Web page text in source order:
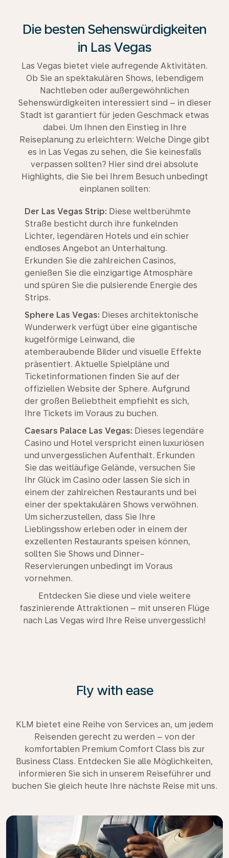
Die besten Sehenswürdigkeiten
in Las Vegas
Las Vegas bietet viele aufregende Aktivitäten.
Ob Sie an spektakulären Shows, lebendigem
Nachtleben oder außergewöhnlichen
Sehenswürdigkeiten interessiert sind – in dieser
Stadt ist garantiert für jeden Geschmack etwas
dabei. Um Ihnen den Einstieg in Ihre
Reiseplanung zu erleichtern: Welche Dinge gibt
es in Las Vegas zu sehen, die Sie keinesfalls
verpassen sollten? Hier sind drei absolute
Highlights, die Sie bei Ihrem Besuch unbedingt
einplanen sollten:
Der Las Vegas Strip: Diese weltberühmte
Straße besticht durch ihre funkelnden
Lichter, legendären Hotels und ein schier
endloses Angebot an Unterhaltung.
Erkunden Sie die zahlreichen Casinos,
genießen Sie die einzigartige Atmosphäre
und spüren Sie die pulsierende Energie des
Strips.
Sphere Las Vegas: Dieses architektonische
Wunderwerk verfügt über eine gigantische
kugelförmige Leinwand, die
atemberaubende Bilder und visuelle Effekte
präsentiert. Aktuelle Spielpläne und
Ticketinformationen finden Sie auf der
offiziellen Website der Sphere. Aufgrund
der großen Beliebtheit empfiehlt es sich,
Ihre Tickets im Voraus zu buchen.
Caesars Palace Las Vegas: Dieses legendäre
Casino und Hotel verspricht einen luxuriösen
und unvergesslichen Aufenthalt. Erkunden
Sie das weitläufige Gelände, versuchen Sie
Ihr Glück im Casino oder lassen Sie sich in
einem der zahlreichen Restaurants und bei
einer der spektakulären Shows verwöhnen.
Um sicherzustellen, dass Sie Ihre
Lieblingsshow erleben oder in einem der
exzellenten Restaurants speisen können,
sollten Sie Shows und Dinner-
Reservierungen unbedingt im Voraus
vornehmen.
Entdecken Sie diese und viele weitere
faszinierende Attraktionen – mit unseren Flüge
nach Las Vegas wird Ihre Reise unvergesslich!
Fly with ease
KLM bietet eine Reihe von Services an, um jedem
Reisenden gerecht zu werden – von der
komfortablen Premium Comfort Class bis zur
Business Class. Entdecken Sie alle Möglichkeiten,
informieren Sie sich in unserem Reiseführer und
buchen Sie gleich heute Ihre nächste Reise mit uns.